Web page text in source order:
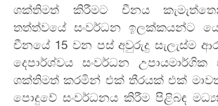
ශක්තිමත් කිරීමට චීනය
තත්ත්වයේ සංවර්ධන ඉලක්කයන්ට
චීනයේ 15 වන පස් අවුරුදු සැලැස්ම
දෙපාර්ශ්වය සංවර්ධන
ශක්තිමත් කරමින් එක් තීරයක් එක්
පොදුවේ සංවර්ධනය කිරීම පිළිබඳ